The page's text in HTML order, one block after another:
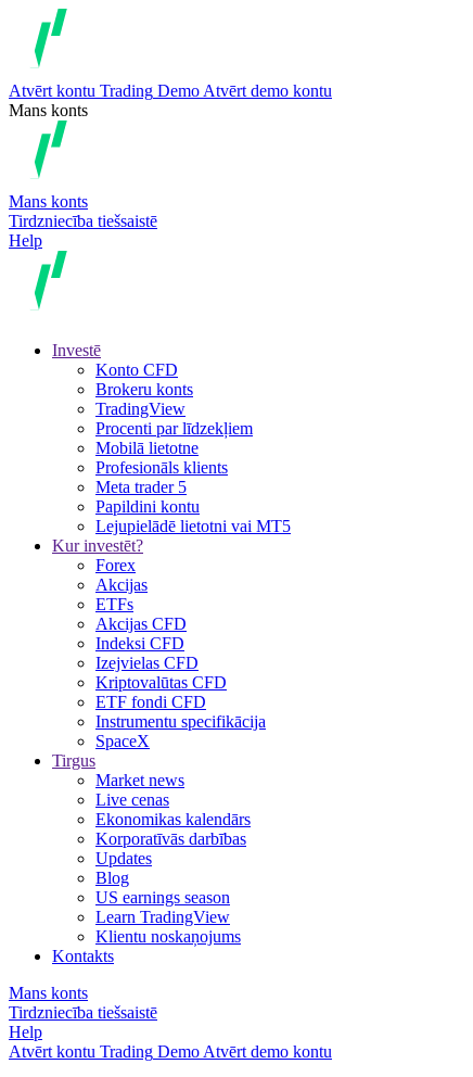
Atvērt kontu Trading Demo Atvērt demo kontu
Mans konts
Mans konts
Tirdzniecība tiešsaistē
Help
Investē
Konto CFD
Brokeru konts
TradingView
Procenti par līdzekļiem
Mobilā lietotne
Profesionāls klients
Meta trader 5
Papildini kontu
Lejupielādē lietotni vai MT5
Kur investēt?
Forex
Akcijas
ETFs
Akcijas CFD
Indeksi CFD
Izejvielas CFD
Kriptovalūtas CFD
ETF fondi CFD
Instrumentu specifikācija
SpaceX
Tirgus
Market news
Live cenas
Ekonomikas kalendārs
Korporatīvās darbības
Updates
Blog
US earnings season
Learn TradingView
Klientu noskaņojums
Kontakts
Mans konts
Tirdzniecība tiešsaistē
Help
Atvērt kontu Trading Demo Atvērt demo kontu